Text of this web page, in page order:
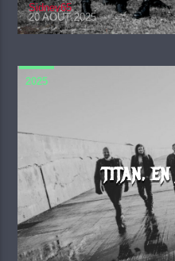
Sidney65
20 AOÛT 2025
2025
TITAN,